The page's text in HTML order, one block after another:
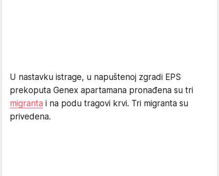
U nastavku istrage, u napuštenoj zgradi EPS
prekoputa Genex apartamana pronađena su tri
migranta i na podu tragovi krvi. Tri migranta su
privedena.